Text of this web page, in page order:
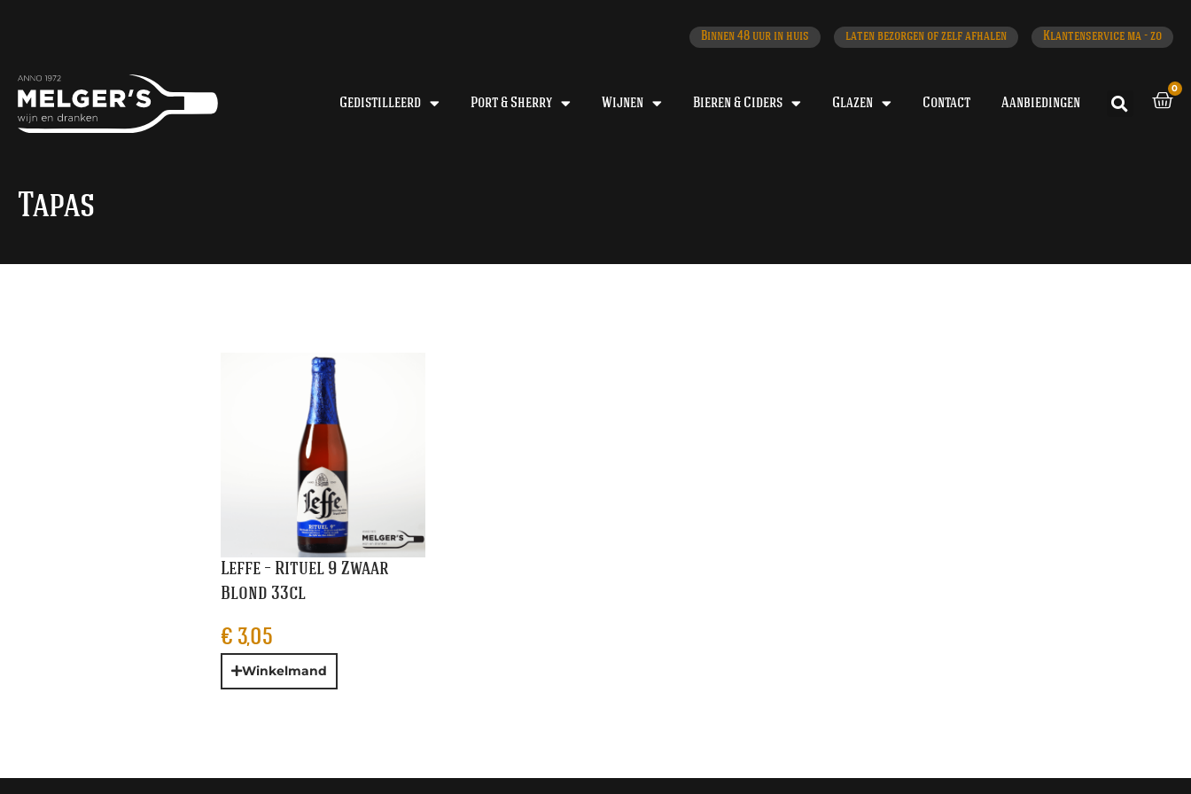
Binnen 48 uur in huis laten bezorgen of zelf afhalen Klantenservice ma - zo
Gedistilleerd Port & Sherry Wijnen Bieren & Ciders Glazen Contact Aanbiedingen
0
Tapas
Leffe – Rituel 9 Zwaar
Blond 33cl
€ 3,05
Winkelmand